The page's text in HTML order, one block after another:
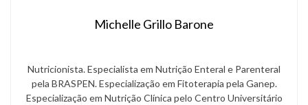
Michelle Grillo Barone
Nutricionista. Especialista em Nutrição Enteral e Parenteral
pela BRASPEN. Especialização em Fitoterapia pela Ganep.
Especialização em Nutrição Clínica pelo Centro Universitário